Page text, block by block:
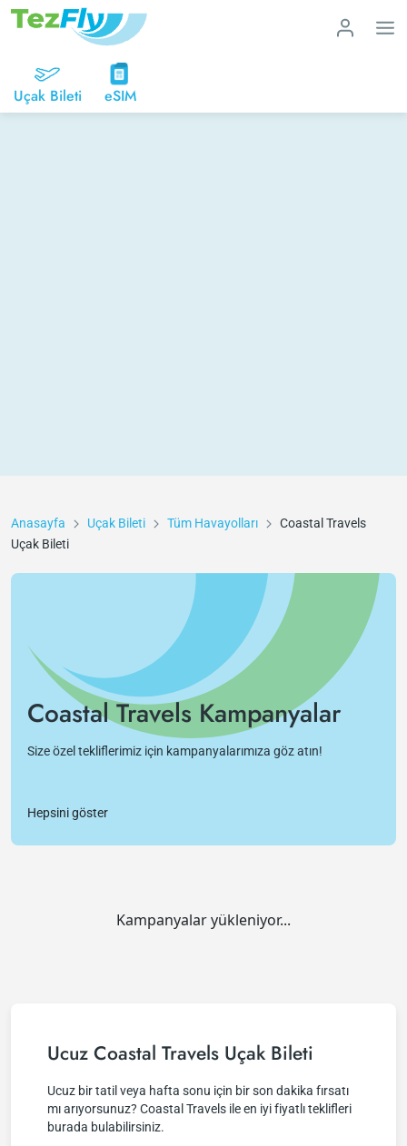
Uçak Bileti eSIM
Anasayfa Uçak Bileti Tüm Havayolları
Coastal Travels
Uçak Bileti
Coastal Travels Kampanyalar
Size özel tekliflerimiz için kampanyalarımıza göz atın!
Hepsini göster
Kampanyalar yükleniyor...
Ucuz Coastal Travels Uçak Bileti
Ucuz bir tatil veya hafta sonu için bir son dakika fırsatı
mı arıyorsunuz? Coastal Travels ile en iyi fiyatlı teklifleri
burada bulabilirsiniz.